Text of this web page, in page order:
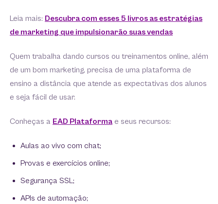
Leia mais: Descubra com esses 5 livros as estratégias
de marketing que impulsionarão suas vendas
Quem trabalha dando cursos ou treinamentos online, além
de um bom marketing, precisa de uma plataforma de
ensino a distância que atende as expectativas dos alunos
e seja fácil de usar.
Conheças a EAD Plataforma e seus recursos:
Aulas ao vivo com chat;
Provas e exercícios online;
Segurança SSL;
APIs de automação;